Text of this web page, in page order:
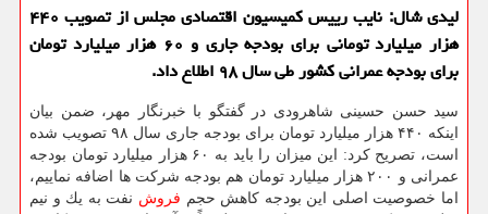
لیدی شال: نایب رییس كمیسیون اقتصادی مجلس از تصویب ۴۴۰
هزار میلیارد تومانی برای بودجه جاری و ۶۰ هزار میلیارد تومان
برای بودجه عمرانی كشور طی سال ۹۸ اطلاع داد.
سید حسن حسینی شاهرودی در گفتگو با خبرنگار مهر، ضمن بیان
اینكه ۴۴۰ هزار میلیارد تومان برای بودجه جاری سال ۹۸ تصویب شده
است، تصریح كرد: این میزان را باید به ۶۰ هزار میلیارد تومان بودجه
عمرانی و ۲۰۰ هزار میلیارد تومان هم بودجه شركت ها اضافه نماییم،
اما خصوصیت اصلی این بودجه كاهش حجم فروش نفت به یك و نیم